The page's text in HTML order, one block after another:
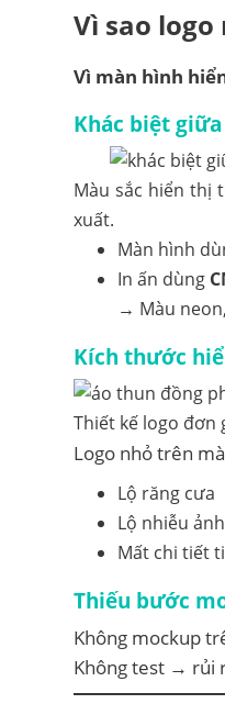
Vì sao
Vì màn hình
Khác biệt giữa
Màu sắc hiển thị
xuất.
Màn hình
In ấn dùng
→ Màu
Kích thước
Thiết kế logo đơn
Logo nhỏ trên
Lộ răng cưa
Lộ nhiễu ảnh
Mất chi tiết
Thiếu bước
Không mockup
Không test → rủi